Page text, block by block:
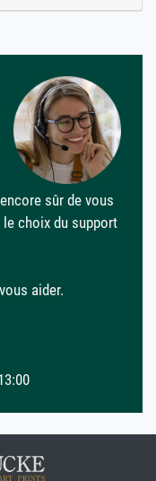
sûr de vous
choix du support
aider.